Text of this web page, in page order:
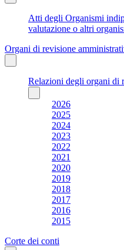
Atti degli Organismi
valutazione o altri
Organi di revisione
Relazioni degli organi di
2026
2025
2024
2023
2022
2021
2020
2019
2018
2017
2016
2015
Corte dei conti